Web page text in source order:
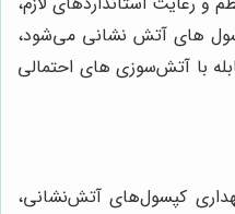
های آتش نشانی می‌شود،
با آتش‌سوزی های احتمالی
کپسول‌های آتش‌نشانی،